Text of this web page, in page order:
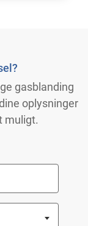
gasblanding
oplysninger
muligt.